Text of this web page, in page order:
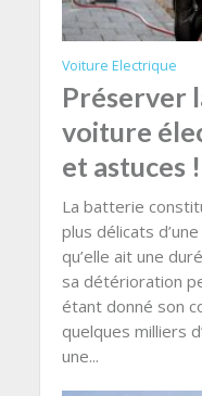
Voiture Electrique
Préserver
voiture
et astuces !
La batterie
plus délicats
qu’elle ait une
sa détérioration
étant donné son
quelques milliers
une...